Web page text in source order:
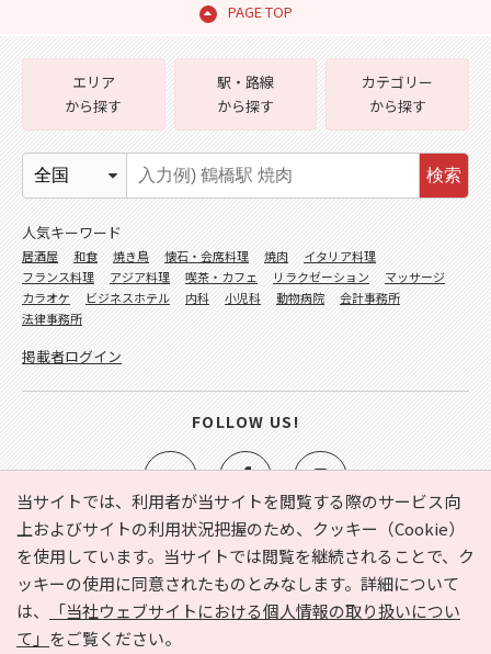
PAGE TOP
当サイトでは、利用者が当サイトを閲覧する際のサービス向
上およびサイトの利用状況把握のため、クッキー（Cookie）
を使用しています。当サイトでは閲覧を継続されることで、ク
ッキーの使用に同意されたものとみなします。詳細について
は、
「当社ウェブサイトにおける個人情報の取り扱いについ
て」 をご覧ください。
e-NAVITA（イーナビタ）とは？ お気に入り
ヘルプ
利用規約
個人情報の取り扱いについて
運営会社
サイトマップ
広告掲載に関するお問い合わせ
エリア
から探す
駅・路線
から探す
カテゴリー
から探す
検索
人気キーワード
居酒屋 和食 焼き鳥 懐石・会席料理 焼肉
イタリア料理
フランス料理
アジア料理 喫茶・カフェ リラクゼーション
マッサージ
カラオケ
ビジネスホテル 内科 小児科 動物病院
会計事務所
法律事務所
掲載者ログイン
FOLLOW US!